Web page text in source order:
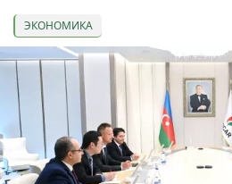
ЭКОНОМИКА